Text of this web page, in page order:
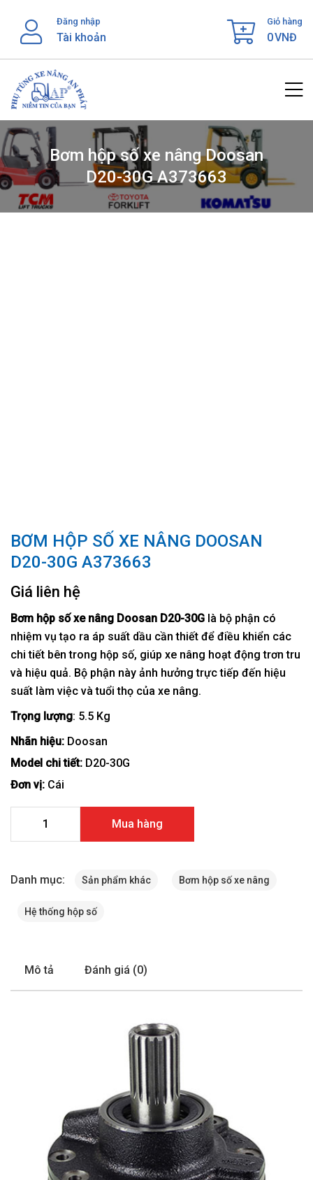
content
Đăng nhập
Tài khoản
Giỏ hàng
0VNĐ
Bơm hộp số xe nâng Doosan
D20-30G A373663
BƠM HỘP SỐ XE NÂNG DOOSAN
D20-30G A373663
Giá liên hệ
Bơm hộp số xe nâng Doosan D20-30G là bộ phận có
nhiệm vụ tạo ra áp suất dầu cần thiết để điều khiển các
chi tiết bên trong hộp số, giúp xe nâng hoạt động trơn tru
và hiệu quả. Bộ phận này ảnh hưởng trực tiếp đến hiệu
suất làm việc và tuổi thọ của xe nâng.
Trọng lượng: 5.5 Kg
Nhãn hiệu: Doosan
Model chi tiết: D20-30G
Đơn vị: Cái
Mua hàng
Danh mục: Sản phẩm khác Bơm hộp số xe nâng
Hệ thống hộp số
Mô tả Đánh giá (0)